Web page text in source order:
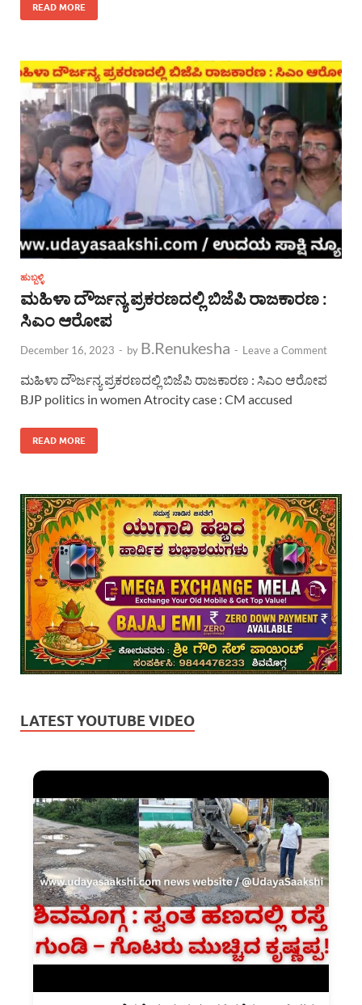
READ MORE
ಹುಬ್ಬಳ್ಳಿ
ಮಹಿಳಾ ದೌರ್ಜನ್ಯ ಪ್ರಕರಣದಲ್ಲಿ ಬಿಜೆಪಿ ರಾಜಕಾರಣ :
ಸಿಎಂ ಆರೋಪ
December 16, 2023 - by B.Renukesha - Leave a Comment
ಮಹಿಳಾ ದೌರ್ಜನ್ಯ ಪ್ರಕರಣದಲ್ಲಿ ಬಿಜೆಪಿ ರಾಜಕಾರಣ : ಸಿಎಂ ಆರೋಪ
BJP politics in women Atrocity case : CM accused
READ MORE
LATEST YOUTUBE VIDEO